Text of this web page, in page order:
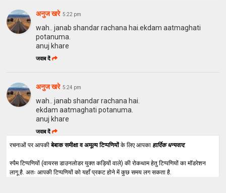
अनुज खरे 5:22 pm
wah.. janab shandar rachana hai.ekdam aatmaghati
potanuma.
anuj khare
जवाब दें
अनुज खरे 5:24 pm
wah.. janab shandar rachana hai.
ekdam aatmaghati potanuma.
anuj khare
जवाब दें
रचनाओं पर आपकीबेबाक समीक्षा व अमूल्य टिप्पणियोंके लिए आपका हार्दिक धन्यवाद.
स्पैम टिप्पणियों (वायरस डाउनलोडर युक्त कड़ियों वाले) की रोकथाम हेतु टिप्पणियों का मॉडरेशन
लागू है. अतः आपकी टिप्पणियों को यहाँ प्रकट होने में कुछ समय लग सकता है.